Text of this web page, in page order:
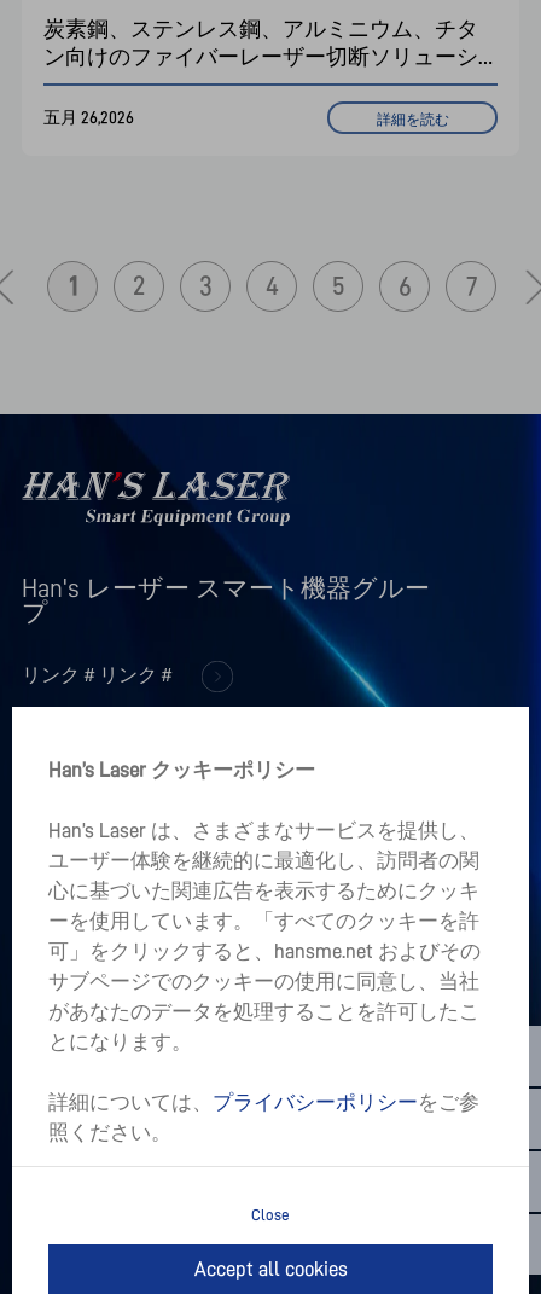
炭素鋼、ステンレス鋼、アルミニウム、チタ
ン向けのファイバーレーザー切断ソリューシ
ョンをご紹介します。Han's Laserでは、切断ガ
ス、レーザー出力、機械の特長などについて
五月 26,2026 詳細を読む
1 2 3 4 5 6 7
Han's レーザー スマート機器グルー
プ
リンク＃リンク＃
業界アプリケーション +
あなたの心の中にプロジェクトがありますか。
LET’S TALK
sales01@hanslaser.com
Copyright @2026 Han's Laser Smart Equipment Group Co,.Ltd.All
Rights Reserved.
Han’s Laser クッキーポリシー
Han’s Laser は、さまざまなサービスを提供し、
ユーザー体験を継続的に最適化し、訪問者の関
心に基づいた関連広告を表示するためにクッキ
ーを使用しています。「すべてのクッキーを許
可」をクリックすると、hansme.net およびその
サブページでのクッキーの使用に同意し、当社
があなたのデータを処理することを許可したこ
とになります。
詳細については、 プライバシーポリシーをご参
照ください。
Close
Accept all cookies